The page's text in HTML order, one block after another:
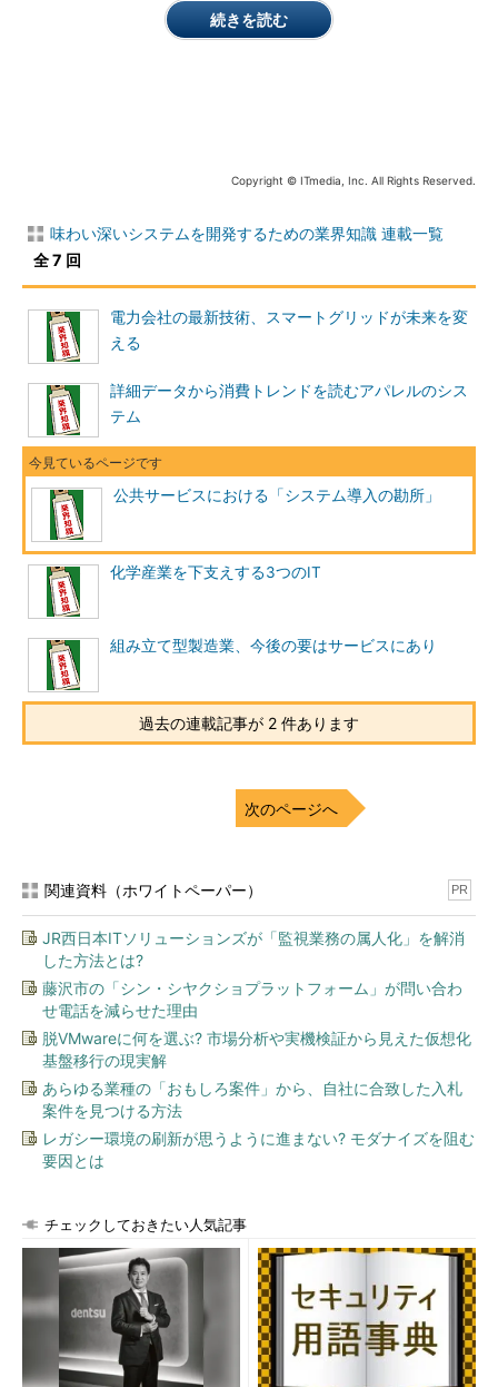
月）、「e‐Japan戦略II」（2003年7月）、「IT新改革戦略」
（2006年1月）を発表し、2010年度までのIT政策の方向性を示し
IT基盤の整備、（3）世界への発信に基づき、「ITによる医療の
ザイン化されたIT社会」などの実現に向け、具体的な施策が打ち
出されており、これを受けた各府省で取り組みが進められていま
す。
このように、官公庁における情報システムの在り方は、予算取
りの観点からも、政策に大きく左右されるため、その方向性およ
び指針を念頭に置いておくことをお勧めします。
また、予算の効率的な活用および透明性の確保に対し、国民の
目が厳しくなっている昨今、官公庁におけるIT関連投資について
も見直しが求められるようになりました。こうした世論を受け
て、情報システムにかかわる政府調達制度を見直す動きがここ数
年顕著になってきており、上記IT戦略にも、効率的な情報システ
ムの調達を目指す政策が盛り込まれています。
政府調達制度の詳細については後述しますが、官公庁において
システム導入にかかわる際には、こうした政府の指針や制度の見
直しの動向をタイムリーかつ正確に把握し、導入スケジュールや
適用するソリューションに適切に反映していくことが重要なポイ
ントとなってきます。
各府省のメイン業務を支える業務系システムは、おのおのの固
性の観点から刷新の難しいものが数多く残っています。
また、経理や人事といったバックオフィス業務を支える基幹系
システム（財務会計システム、人事給与システム、購買管理シス
テムなど）は、メインフレームなどの大型汎用コンピュータ上で
稼働するレガシー・システムが多いのが特徴です。
いずれも、非競争的な環境で膨大な維持運営コストがかかって
いることから、それらを見直し、政府全体として統一的な業務・
システム管理手法の下、府省間・府省内各組織間で整合的な業務
の遂行と情報システムの整備を行うことを目指して、「業務・シ
ステム最適化計画策定指針」（ガイドライン）が定められていま
プン系サーバへの刷新、ERPパッケージの導入、各府省間でのシ
知っておきたい官公庁の業界ルール2つ
続きを読む
Copyright © ITmedia, Inc. All Rights Reserved.
味わい深いシステムを開発するための業界知識 連載一覧
全 7 回
電力会社の最新技術、スマートグリッドが未来を変
える
詳細データから消費トレンドを読むアパレルのシス
テム
公共サービスにおける「システム導入の勘所」
化学産業を下支えする3つのIT
組み立て型製造業、今後の要はサービスにあり
過去の連載記事が 2 件あります
次のページへ
関連資料（ホワイトペーパー） PR
JR西日本ITソリューションズが「監視業務の属人化」を解消
した方法とは?
藤沢市の「シン・シヤクショプラットフォーム」が問い合わ
せ電話を減らせた理由
脱VMwareに何を選ぶ? 市場分析や実機検証から見えた仮想化
基盤移行の現実解
あらゆる業種の「おもしろ案件」から、自社に合致した入札
案件を見つける方法
レガシー環境の刷新が思うように進まない? モダナイズを阻む
要因とは
チェックしておきたい人気記事